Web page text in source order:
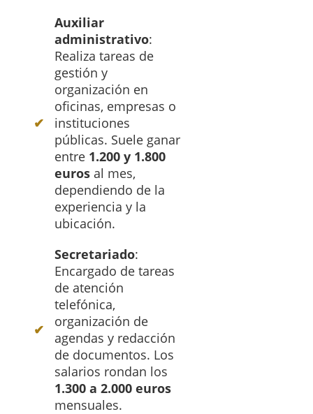
Auxiliar
administrativo:
Realiza tareas de
gestión y
organización en
oficinas, empresas o
instituciones
públicas. Suele ganar
entre 1.200 y 1.800
euros al mes,
dependiendo de la
experiencia y la
ubicación.
Secretariado:
Encargado de tareas
de atención
telefónica,
organización de
agendas y redacción
de documentos. Los
salarios rondan los
1.300 a 2.000 euros
mensuales.